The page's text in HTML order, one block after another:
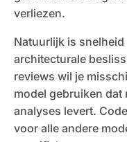
verliezen.
Natuurlijk is
architecturale
reviews wil je
model gebruiken dat
analyses levert.
voor alle andere